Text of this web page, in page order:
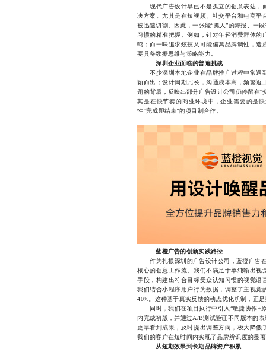
现代广告设计早已不是孤立的创意表达，
决方案。尤其是在短视频、社交平台和电商
被迅速切割。因此，一张能“抓人”的海报、一
习惯的精准把握。例如，针对年轻消费群体
鸣；而一味追求炫技又可能偏离品牌调性，
要具备数据思维与策略能力。
深圳企业面临的普遍挑战
不少深圳本地企业在品牌推广过程中常遇
颖而出；设计周期冗长，沟通成本高，频繁
题的背后，反映出部分广告设计公司仍停留在
其是在快节奏的商业环境中，企业需要的是
性“完成即结束”的项目制合作。
蓝橙广告的创新实践路径
作为扎根深圳的广告设计公司，蓝橙广告在
核心的创意工作流。我们不满足于单纯输出
手段，构建出符合目标受众认知习惯的视觉
我们结合小程序用户行为数据，调整了主视
40%。这种基于真实反馈的动态优化机制，正
同时，我们在项目执行中引入“敏捷协作+
内完成初版，并通过A/B测试验证不同版本的
更早看到成果，及时提出调整方向，极大降
我们的客户在短时间内实现了品牌辨识度的显
从短期效果到长期品牌资产积累